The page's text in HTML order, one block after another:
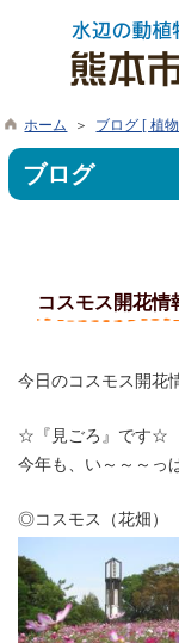
ホーム ＞ ブログ [ 植
ブログ
コスモス開花情
今日のコスモス開花
☆『見ごろ』です☆
今年も、い～～～っ
◎コスモス（花畑）